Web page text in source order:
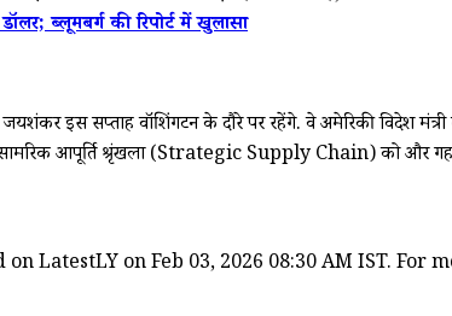
ब्लूमबर्ग की रिपोर्ट में खुलासा
इस सप्ताह वॉशिंगटन के दौरे पर रहेंगे. वे अमेरिकी विदेश
सामरिक आपूर्ति श्रृंखला (Strategic Supply Chain) को और
LatestLY on Feb 03, 2026 08:30 AM IST.